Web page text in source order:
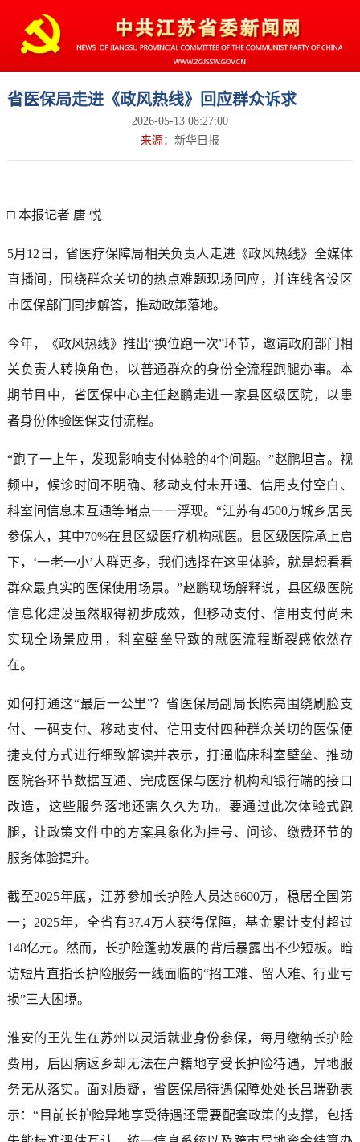
省医保局走进《政风热线》回应群众诉求
2026-05-13 08:27:00
来源： 新华日报
□ 本报记者 唐 悦
5月12日，省医疗保障局相关负责人走进《政风热线》全媒体
直播间，围绕群众关切的热点难题现场回应，并连线各设区
市医保部门同步解答，推动政策落地。
今年，《政风热线》推出“换位跑一次”环节，邀请政府部门相
关负责人转换角色，以普通群众的身份全流程跑腿办事。本
期节目中，省医保中心主任赵鹏走进一家县区级医院，以患
者身份体验医保支付流程。
“跑了一上午，发现影响支付体验的4个问题。”赵鹏坦言。视
频中，候诊时间不明确、移动支付未开通、信用支付空白、
科室间信息未互通等堵点一一浮现。“江苏有4500万城乡居民
参保人，其中70%在县区级医疗机构就医。县区级医院承上启
下，‘一老一小’人群更多，我们选择在这里体验，就是想看看
群众最真实的医保使用场景。”赵鹏现场解释说，县区级医院
信息化建设虽然取得初步成效，但移动支付、信用支付尚未
实现全场景应用，科室壁垒导致的就医流程断裂感依然存
在。
如何打通这“最后一公里”？省医保局副局长陈亮围绕刷脸支
付、一码支付、移动支付、信用支付四种群众关切的医保便
捷支付方式进行细致解读并表示，打通临床科室壁垒、推动
医院各环节数据互通、完成医保与医疗机构和银行端的接口
改造，这些服务落地还需久久为功。要通过此次体验式跑
腿，让政策文件中的方案具象化为挂号、问诊、缴费环节的
服务体验提升。
截至2025年底，江苏参加长护险人员达6600万，稳居全国第
一；2025年，全省有37.4万人获得保障，基金累计支付超过
148亿元。然而，长护险蓬勃发展的背后暴露出不少短板。暗
访短片直指长护险服务一线面临的“招工难、留人难、行业亏
损”三大困境。
淮安的王先生在苏州以灵活就业身份参保，每月缴纳长护险
费用，后因病返乡却无法在户籍地享受长护险待遇，异地服
务无从落实。面对质疑，省医保局待遇保障处处长吕瑞勤表
示：“目前长护险异地享受待遇还需要配套政策的支撑，包括